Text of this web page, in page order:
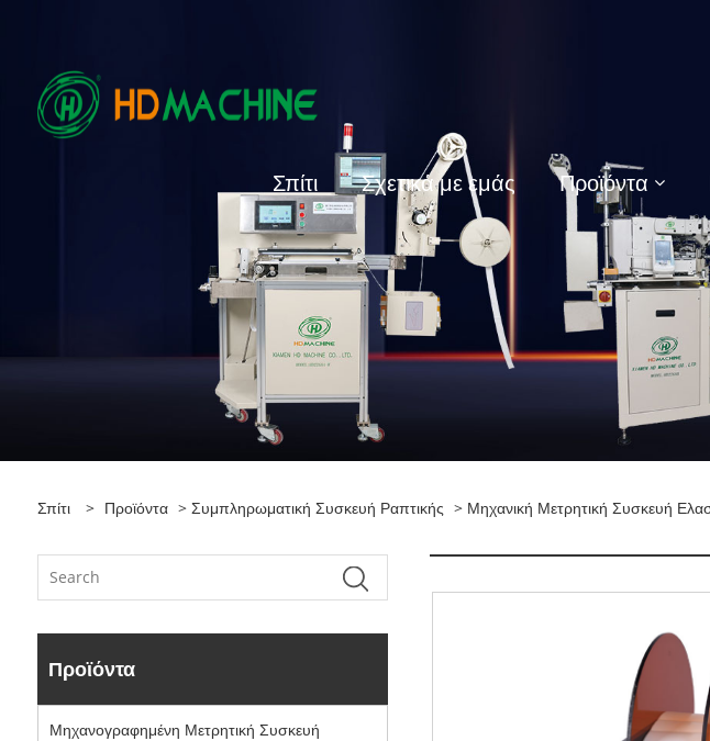
Σπίτι Σχετικά με εμάς Προϊόντα
Σπίτι > Προϊόντα > Συμπληρωματική Συσκευή Ραπτικής > Μηχανική Μετρητική Συσκευή
Προϊόντα
Μηχανογραφημένη Μετρητική Συσκευή